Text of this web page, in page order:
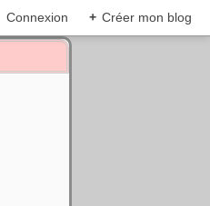
Connexion + Créer mon blog